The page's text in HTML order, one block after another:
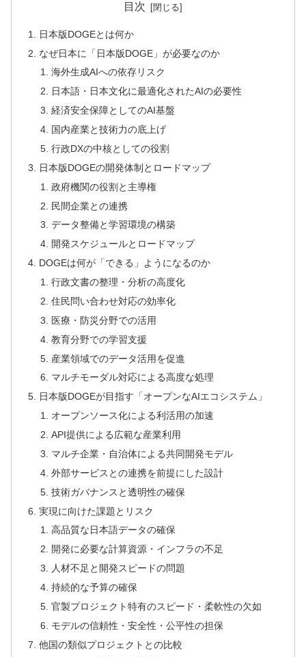
目次
日本版DOGEとは何か
なぜ日本に「日本版DOGE」が必要なのか
海外生成AIへの依存リスク
日本語・日本文化に最適化されたAIの必要性
経済安全保障としてのAI基盤
国内産業と技術力の底上げ
行政DXの中核としての役割
日本版DOGEの開発体制とロードマップ
政府機関の役割と主導権
民間企業との連携
データ整備と学習環境の構築
開発スケジュールとロードマップ
DOGEは何が「できる」ようになるのか
行政文書の整理・分析の高度化
住民問い合わせ対応の効率化
医療・防災分野での活用
教育分野での学習支援
産業領域でのデータ活用を促進
マルチモーダル対応による高度な処理
日本版DOGEが目指す「オープンなAIエコシステム」
オープンソース化による利活用の加速
API提供による広範な産業利用
マルチ企業・自治体による共同開発モデル
外部サービスとの連携を前提にした設計
技術ガバナンスと透明性の確保
実現に向けた課題とリスク
高品質な日本語データの確保
開発に必要な計算資源・インフラの不足
人材不足と開発スピードの問題
持続的な予算の確保
官製プロジェクト特有のスピード・柔軟性の欠如
モデルの信頼性・安全性・公平性の担保
他国の類似プロジェクトとの比較